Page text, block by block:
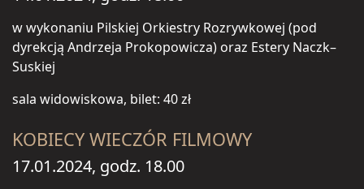
w wykonaniu Pilskiej Orkiestry Rozrywkowej (pod
dyrekcją Andrzeja Prokopowicza) oraz Estery Naczk–
Suskiej
sala widowiskowa, bilet: 40 zł
KOBIECY WIECZÓR FILMOWY
17.01.2024, godz. 18.00